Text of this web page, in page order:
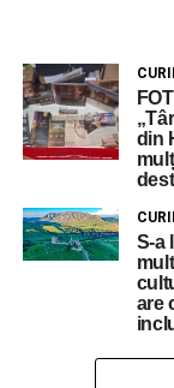
din
S-a
are